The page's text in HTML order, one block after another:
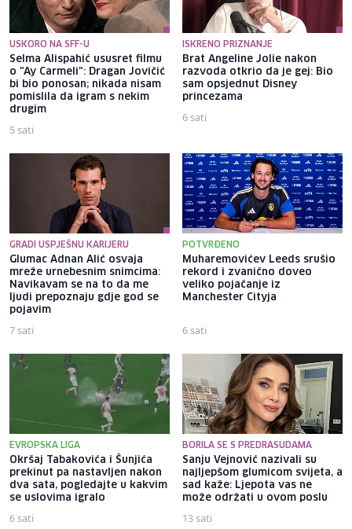
USKORO NA SFF-U
Selma Alispahić ususret filmu
o "Ay Carmeli": Dragan Jovičić
bi bio ponosan; nikada nisam
pomislila da igram s nekim
drugim
5 sati
ISKRENO PRIZNANJE
Brat Angeline Jolie nakon
razvoda otkrio da je gej: Bio
sam opsjednut Disney
princezama
6 sati
GRADI USPJEŠNU KARIJERU
Glumac Adnan Alić osvaja
mreže urnebesnim snimcima:
Navikavam se na to da me
ljudi prepoznaju gdje god se
pojavim
7 sati
POTVRĐENO
Muharemovićev Leeds srušio
rekord i zvanično doveo
veliko pojačanje iz
Manchester Cityja
6 sati
EVROPSKA LIGA
Okršaj Tabakovića i Šunjića
prekinut pa nastavljen nakon
dva sata, pogledajte u kakvim
se uslovima igralo
6 sati
BORILA SE S PREDRASUDAMA
Sanju Vejnović nazivali su
najljepšom glumicom svijeta, a
sad kaže: Ljepota vas ne
može održati u ovom poslu
13 sati